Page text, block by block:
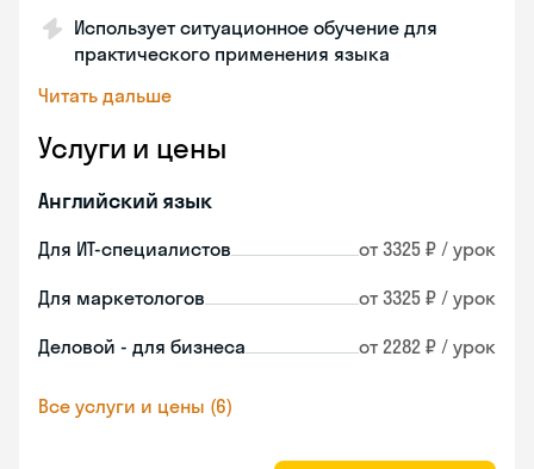
Использует ситуационное обучение для
практического применения языка
Читать дальше
Услуги и цены
Английский язык
Для ИТ-специалистов от 3325 ₽ / урок
Для маркетологов от 3325 ₽ / урок
Деловой - для бизнеса от 2282 ₽ / урок
Все услуги и цены (6)